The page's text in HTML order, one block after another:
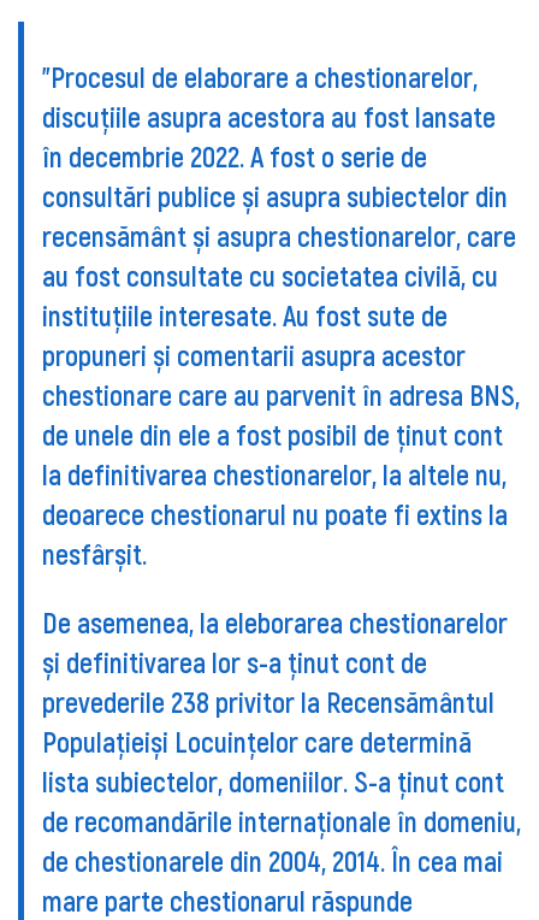
"Procesul de elaborare a chestionarelor,
discuțiile asupra acestora au fost lansate
în decembrie 2022. A fost o serie de
consultări publice și asupra subiectelor din
recensământ și asupra chestionarelor, care
au fost consultate cu societatea civilă, cu
instituțiile interesate. Au fost sute de
propuneri și comentarii asupra acestor
chestionare care au parvenit în adresa BNS,
de unele din ele a fost posibil de ținut cont
la definitivarea chestionarelor, la altele nu,
deoarece chestionarul nu poate fi extins la
nesfârșit.
De asemenea, la eleborarea chestionarelor
și definitivarea lor s-a ținut cont de
prevederile 238 privitor la Recensământul
Populațieiși Locuințelor care determină
lista subiectelor, domeniilor. S-a ținut cont
de recomandările internaționale în domeniu,
de chestionarele din 2004, 2014. În cea mai
mare parte chestionarul răspunde